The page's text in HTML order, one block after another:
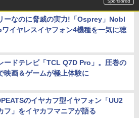
ーなのに脅威の実力!「Osprey」Nobl
イヤレスイヤフォン4機種を一気に聴
ードテレビ「TCL Q7D Pro」。圧巻の
映画＆ゲームが極上体験に
のイヤカフ型イヤフォン「UU2
フ」をイヤカフマニアが語る